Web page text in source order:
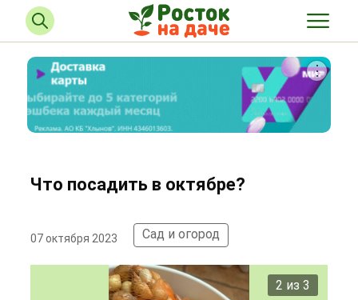
Что посадить в октябре?
07 октября 2023 Сад и огород
2 из 3